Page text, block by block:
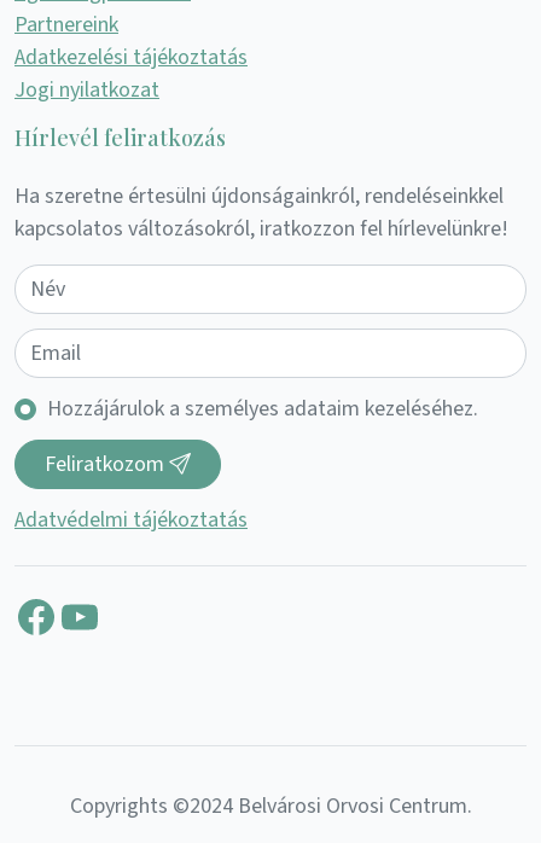
Partnereink
Adatkezelési tájékoztatás
Jogi nyilatkozat
Hírlevél feliratkozás
Ha szeretne értesülni újdonságainkról, rendeléseinkkel
kapcsolatos változásokról, iratkozzon fel hírlevelünkre!
Hozzájárulok a személyes adataim kezeléséhez.
Feliratkozom
Adatvédelmi tájékoztatás
Facebook
YouTube
Copyrights ©2024 Belvárosi Orvosi Centrum.